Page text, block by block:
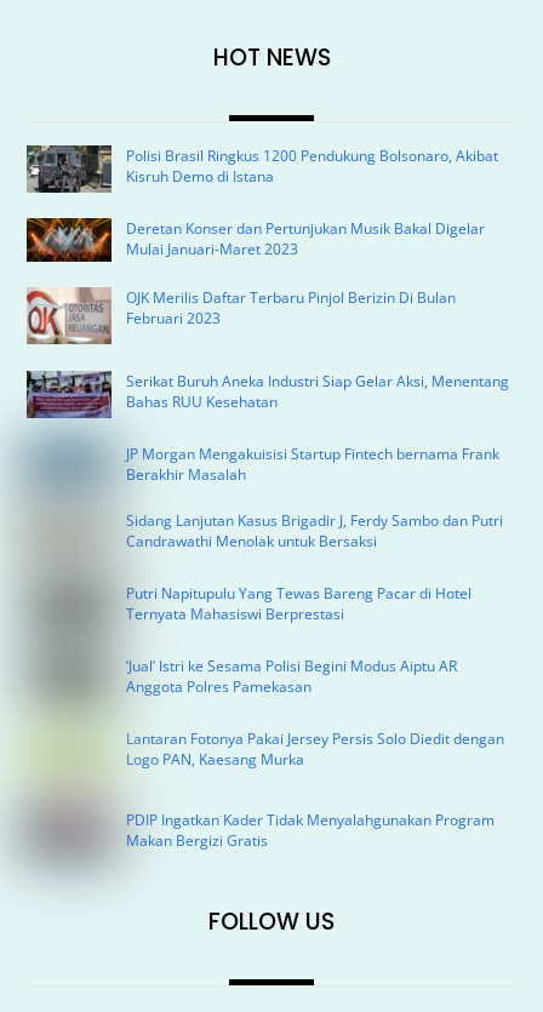
HOT NEWS
Polisi Brasil Ringkus 1200 Pendukung Bolsonaro, Akibat
Kisruh Demo di Istana
Deretan Konser dan Pertunjukan Musik Bakal Digelar
Mulai Januari-Maret 2023
OJK Merilis Daftar Terbaru Pinjol Berizin Di Bulan
Februari 2023
Serikat Buruh Aneka Industri Siap Gelar Aksi, Menentang
Bahas RUU Kesehatan
JP Morgan Mengakuisisi Startup Fintech bernama Frank
Berakhir Masalah
Sidang Lanjutan Kasus Brigadir J, Ferdy Sambo dan Putri
Candrawathi Menolak untuk Bersaksi
Putri Napitupulu Yang Tewas Bareng Pacar di Hotel
Ternyata Mahasiswi Berprestasi
‘Jual’ Istri ke Sesama Polisi Begini Modus Aiptu AR
Anggota Polres Pamekasan
Lantaran Fotonya Pakai Jersey Persis Solo Diedit dengan
Logo PAN, Kaesang Murka
PDIP Ingatkan Kader Tidak Menyalahgunakan Program
Makan Bergizi Gratis
FOLLOW US